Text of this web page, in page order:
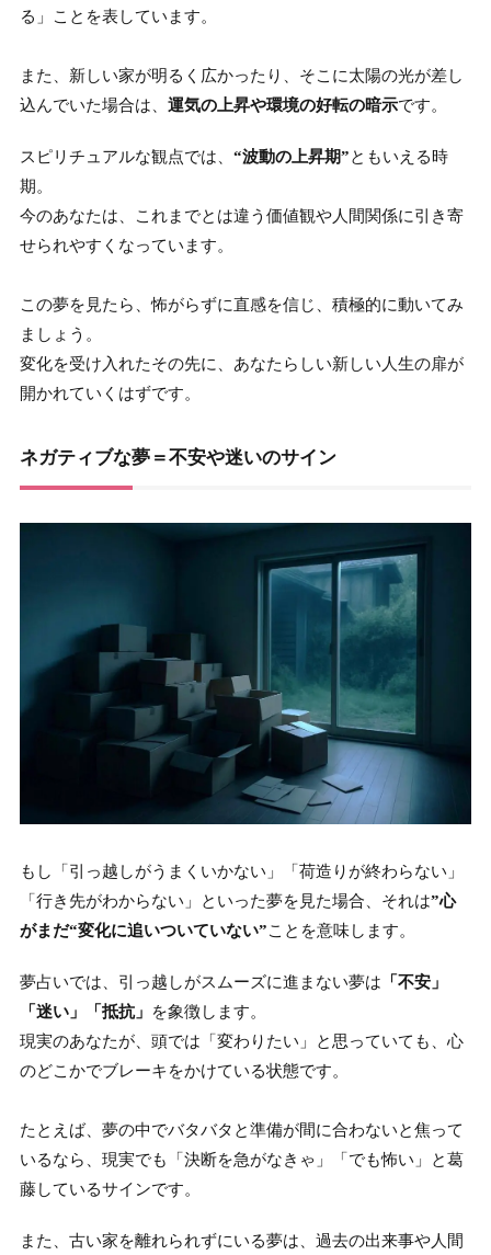
る」ことを表しています。
また、新しい家が明るく広かったり、そこに太陽の光が差し
込んでいた場合は、 運気の上昇や環境の好転の暗示です。
スピリチュアルな観点では、 “波動の上昇期”ともいえる時
期。
今のあなたは、これまでとは違う価値観や人間関係に引き寄
せられやすくなっています。
この夢を見たら、怖がらずに直感を信じ、積極的に動いてみ
ましょう。
変化を受け入れたその先に、あなたらしい新しい人生の扉が
開かれていくはずです。
ネガティブな夢＝不安や迷いのサイン
もし「引っ越しがうまくいかない」「荷造りが終わらない」
「行き先がわからない」といった夢を見た場合、それは”心
がまだ“変化に追いついていない”ことを意味します。
夢占いでは、引っ越しがスムーズに進まない夢は 「不安」
「迷い」「抵抗」
を象徴します。
現実のあなたが、頭では「変わりたい」と思っていても、心
のどこかでブレーキをかけている状態です。
たとえば、夢の中でバタバタと準備が間に合わないと焦って
いるなら、現実でも「決断を急がなきゃ」「でも怖い」と葛
藤しているサインです。
また、古い家を離れられずにいる夢は、過去の出来事や人間